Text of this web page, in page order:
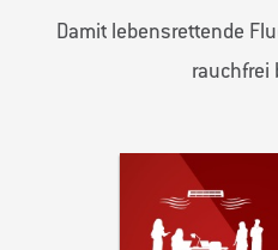
Damit lebensrettende
rauchfrei